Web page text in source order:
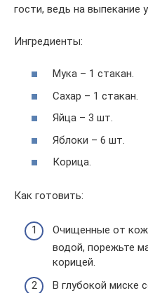
гости, ведь на выпекание
Ингредиенты:
Мука – 1 стакан.
Сахар – 1 стакан.
Яйца – 3 шт.
Яблоки – 6 шт.
Корица.
Как готовить:
Очищенные от
водой, порежьте
корицей.
В глубокой миске